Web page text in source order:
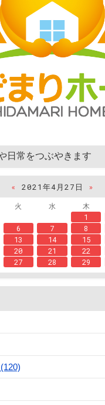
日常をつぶやきます
« 2021年4月27日
»
火 水 木
1
6 7 8
13 14 15
20 21 22
27 28 29